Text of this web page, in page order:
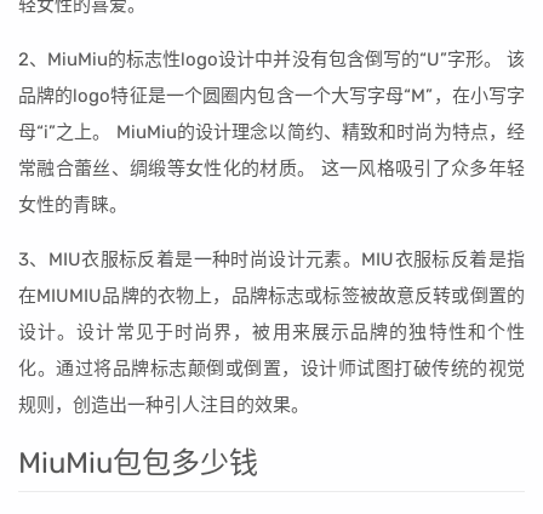
轻女性的喜爱。
2、MiuMiu的标志性logo设计中并没有包含倒写的“U”字形。 该
品牌的logo特征是一个圆圈内包含一个大写字母“M”，在小写字
母“i”之上。 MiuMiu的设计理念以简约、精致和时尚为特点，经
常融合蕾丝、绸缎等女性化的材质。 这一风格吸引了众多年轻
女性的青睐。
3、MIU衣服标反着是一种时尚设计元素。MIU衣服标反着是指
在MIUMIU品牌的衣物上，品牌标志或标签被故意反转或倒置的
设计。设计常见于时尚界，被用来展示品牌的独特性和个性
化。通过将品牌标志颠倒或倒置，设计师试图打破传统的视觉
规则，创造出一种引人注目的效果。
MiuMiu包包多少钱